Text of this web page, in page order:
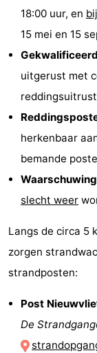
18:00 uur, en
15 mei en 15
uitgerust met
herkenbaar
bemande
slecht weer
Langs de circa 5
zorgen
strandposten:
Post
De